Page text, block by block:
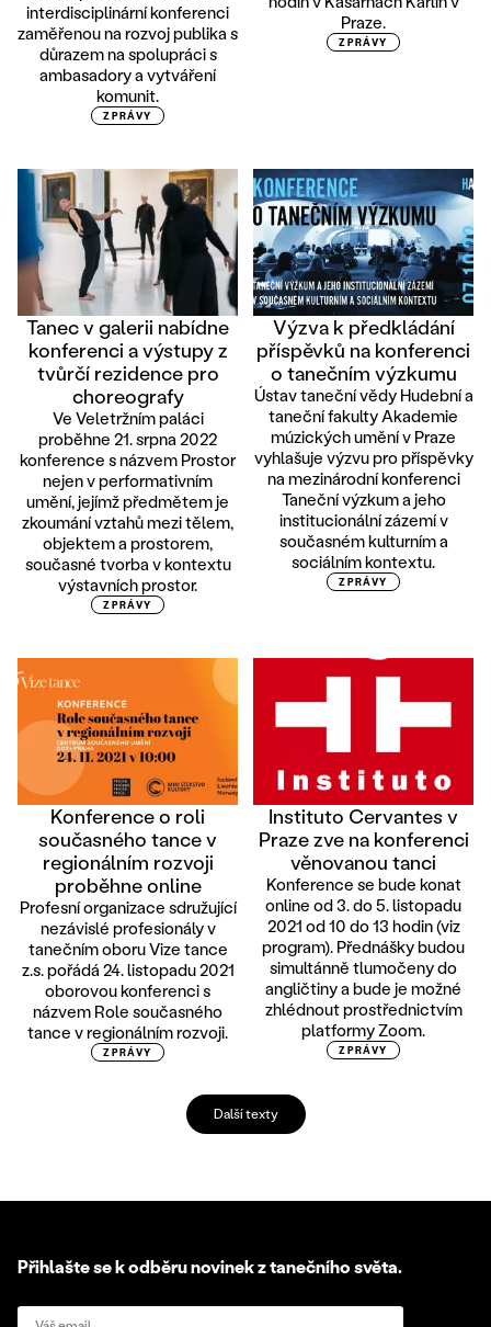
interdisciplinární konferenci
zaměřenou na rozvoj publika s
důrazem na spolupráci s
ambasadory a vytváření
komunit.
ZPRÁVY
Praze.
ZPRÁVY
Tanec v galerii nabídne
konferenci a výstupy z
tvůrčí rezidence pro
choreografy
Ve Veletržním paláci
proběhne 21. srpna 2022
konference s názvem Prostor
nejen v performativním
umění, jejímž předmětem je
zkoumání vztahů mezi tělem,
objektem a prostorem,
současné tvorba v kontextu
výstavních prostor.
ZPRÁVY
Výzva k předkládání
příspěvků na konferenci
o tanečním výzkumu
Ústav taneční vědy Hudební a
taneční fakulty Akademie
múzických umění v Praze
vyhlašuje výzvu pro příspěvky
na mezinárodní konferenci
Taneční výzkum a jeho
institucionální zázemí v
současném kulturním a
sociálním kontextu.
ZPRÁVY
Konference o roli
současného tance v
regionálním rozvoji
proběhne online
Profesní organizace sdružující
nezávislé profesionály v
tanečním oboru Vize tance
z.s. pořádá 24. listopadu 2021
oborovou konferenci s
názvem Role současného
tance v regionálním rozvoji.
ZPRÁVY
Instituto Cervantes v
Praze zve na konferenci
věnovanou tanci
Konference se bude konat
online od 3. do 5. listopadu
2021 od 10 do 13 hodin (viz
program). Přednášky budou
simultánně tlumočeny do
angličtiny a bude je možné
zhlédnout prostřednictvím
platformy Zoom.
ZPRÁVY
Další texty
Přihlašte se k odběru novinek z tanečního světa.